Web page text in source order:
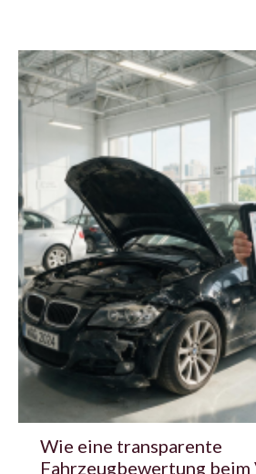
Wie eine transparente
Fahrzeugbewertung beim